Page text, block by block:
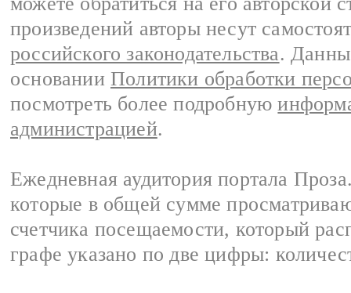
произведений авторы несут
российского законодательства.
основании Политики обработки
посмотреть более подробную
администрацией.
Ежедневная аудитория портала
которые в общей сумме
счетчика посещаемости, который
графе указано по две цифры: